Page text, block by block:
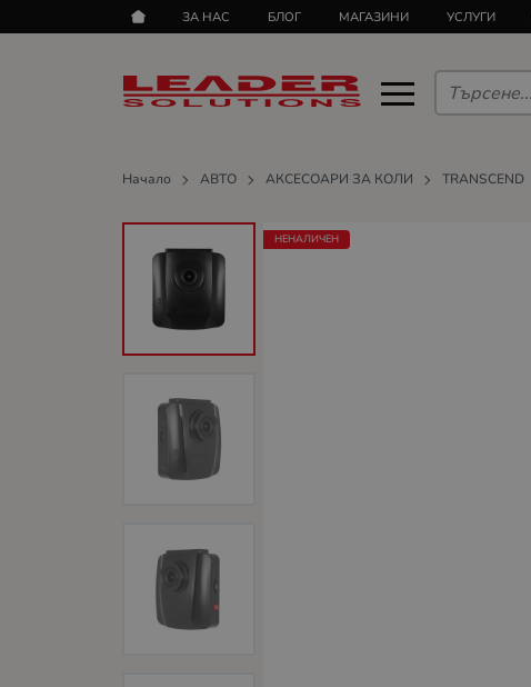
ЗА НАС БЛОГ МАГАЗИНИ УСЛУГИ
Начало АВТО АКСЕСОАРИ ЗА КОЛИ TRANSCEND
НЕНАЛИЧЕН